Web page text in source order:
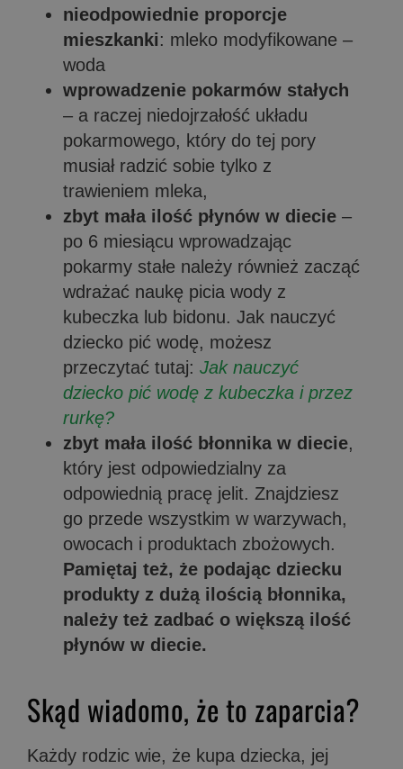
nieodpowiednie proporcje
mieszkanki: mleko modyfikowane –
woda
wprowadzenie pokarmów stałych
– a raczej niedojrzałość układu
pokarmowego, który do tej pory
musiał radzić sobie tylko z
trawieniem mleka,
zbyt mała ilość płynów w diecie –
po 6 miesiącu wprowadzając
pokarmy stałe należy również zacząć
wdrażać naukę picia wody z
kubeczka lub bidonu. Jak nauczyć
dziecko pić wodę, możesz
przeczytać tutaj: Jak nauczyć
dziecko pić wodę z kubeczka i przez
rurkę?
zbyt mała ilość błonnika w diecie,
który jest odpowiedzialny za
odpowiednią pracę jelit. Znajdziesz
go przede wszystkim w warzywach,
owocach i produktach zbożowych.
Pamiętaj też, że podając dziecku
produkty z dużą ilością błonnika,
należy też zadbać o większą ilość
płynów w diecie.
Skąd wiadomo, że to zaparcia?
Każdy rodzic wie, że kupa dziecka, jej